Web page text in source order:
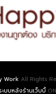
Work All Rights
ะบบหลังร้านเว็บบี้